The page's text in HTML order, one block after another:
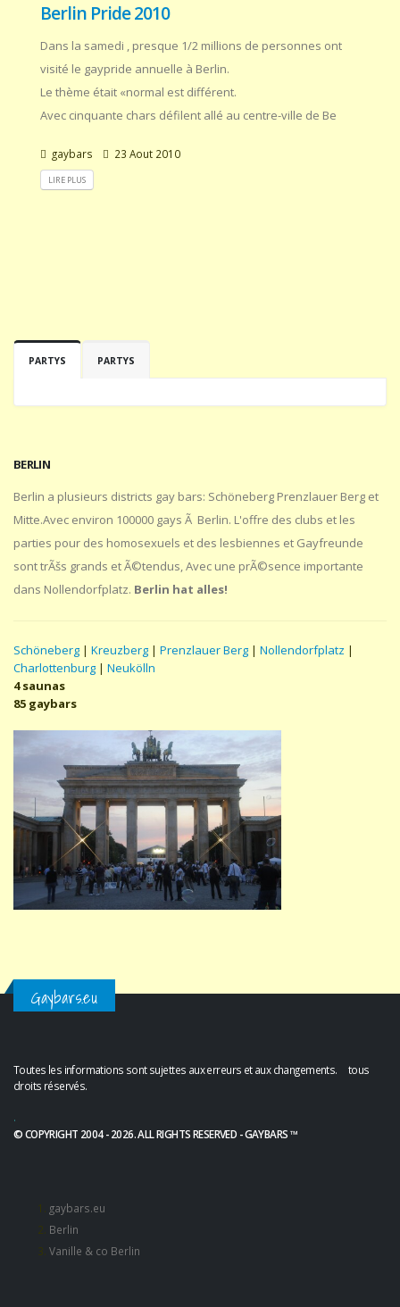
Berlin Pride 2010
Dans la samedi , presque 1/2 millions de personnes ont
visité le gaypride annuelle à Berlin.
Le thème était «normal est différent.
Avec cinquante chars défilent allé au centre-ville de Be
gaybars 23 Aout 2010
LIRE PLUS
PARTYS PARTYS
BERLIN
Berlin a plusieurs districts gay bars: Schöneberg Prenzlauer Berg et
Mitte.Avec environ 100000 gays Ã Berlin. L'offre des clubs et les
parties pour des homosexuels et des lesbiennes et Gayfreunde
sont trÃšs grands et Ã©tendus, Avec une prÃ©sence importante
dans Nollendorfplatz. Berlin hat alles!
Schöneberg | Kreuzberg | Prenzlauer Berg | Nollendorfplatz |
Charlottenburg | Neukölln
4 saunas
85 gaybars
Gaybars.eu
Toutes les informations sont sujettes aux erreurs et aux changements. tous
droits réservés.
.
© COPYRIGHT 2004 - 2026. ALL RIGHTS RESERVED - GAYBARS ™
gaybars.eu
Berlin
Vanille & co Berlin